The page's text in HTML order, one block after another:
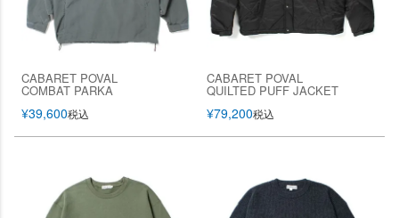
CABARET POVAL
COMBAT PARKA
¥39,600税込
CABARET POVAL
QUILTED PUFF JACKET
¥79,200税込